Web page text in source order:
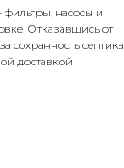
насосы и
Отказавшись от
сохранность септика
доставкой